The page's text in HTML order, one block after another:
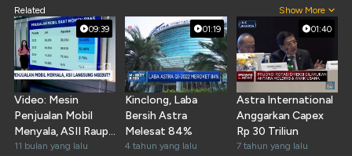
Related Show More
09:39
Video: Mesin
Penjualan Mobil
Menyala, ASII Raup
Untung Besar?
11 bulan yang lalu
01:19
Kinclong, Laba
Bersih Astra
Melesat 84%
4 tahun yang lalu
01:40
Astra International
Anggarkan Capex
Rp 30 Triliun
7 tahun yang lalu